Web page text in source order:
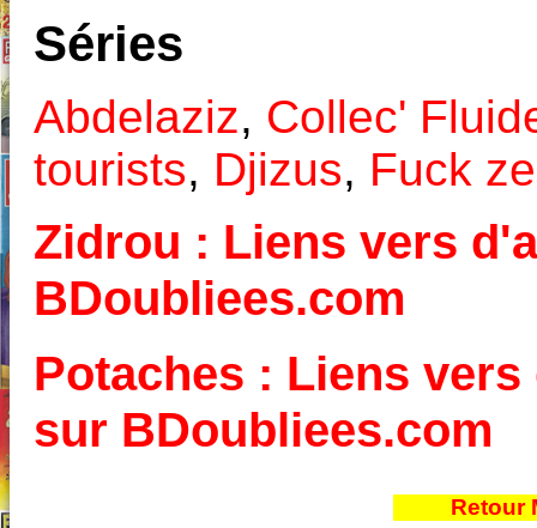
Séries
Abdelaziz, Collec'
tourists, Djizus, Fuck
Zidrou : Liens vers
BDoubliees.com
Potaches : Liens
sur BDoubliees.com
Retour